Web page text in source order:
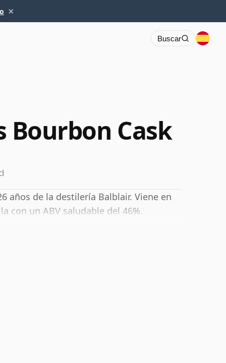
×
Buscar
Bourbon Cask
años de la destilería Balblair. Viene en
con un ABV saludable del 46%.